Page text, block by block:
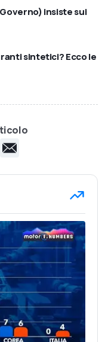
insiste sui
sintetici? Ecco le